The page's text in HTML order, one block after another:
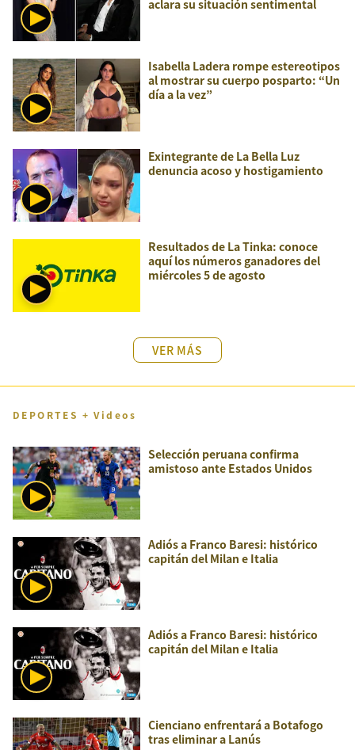
aclara su situación sentimental
Isabella Ladera rompe estereotipos
al mostrar su cuerpo posparto: “Un
día a la vez”
Exintegrante de La Bella Luz
denuncia acoso y hostigamiento
Resultados de La Tinka: conoce
aquí los números ganadores del
miércoles 5 de agosto
VER MÁS
DEPORTES + Videos
Selección peruana confirma
amistoso ante Estados Unidos
Adiós a Franco Baresi: histórico
capitán del Milan e Italia
Adiós a Franco Baresi: histórico
capitán del Milan e Italia
Cienciano enfrentará a Botafogo
tras eliminar a Lanús